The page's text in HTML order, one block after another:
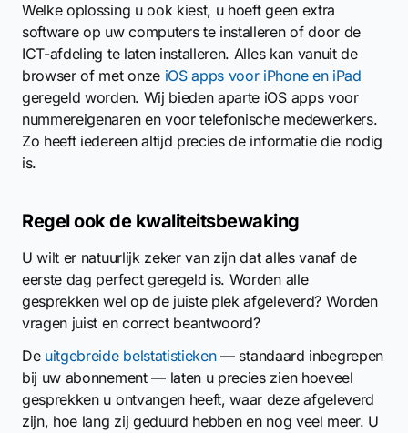
Welke oplossing u ook kiest, u hoeft geen extra
software op uw computers te installeren of door de
ICT-afdeling te laten installeren. Alles kan vanuit de
browser of met onze iOS apps voor iPhone en iPad
geregeld worden. Wij bieden aparte iOS apps voor
nummereigenaren en voor telefonische medewerkers.
Zo heeft iedereen altijd precies de informatie die nodig
is.
Regel ook de kwaliteitsbewaking
U wilt er natuurlijk zeker van zijn dat alles vanaf de
eerste dag perfect geregeld is. Worden alle
gesprekken wel op de juiste plek afgeleverd? Worden
vragen juist en correct beantwoord?
De uitgebreide belstatistieken— standaard inbegrepen
bij uw abonnement — laten u precies zien hoeveel
gesprekken u ontvangen heeft, waar deze afgeleverd
zijn, hoe lang zij geduurd hebben en nog veel meer. U